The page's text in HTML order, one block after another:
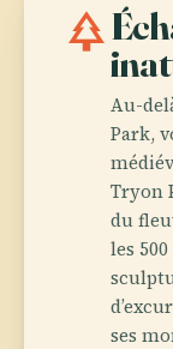
park
Au-
Park,
Tryon
du
les
ses